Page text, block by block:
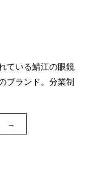
ている鯖江の眼鏡
ブランド。分業制